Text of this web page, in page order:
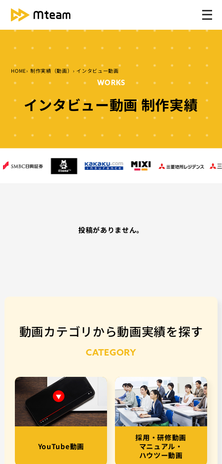
メ
HOME 制作実績（動画）
インタビュー動画
WORKS
インタビュー動画 制作実績
投稿がありません。
動画カテゴリから動画実績を探す
CATEGORY
YouTube動画
採用・研修動画
マニュアル・
ハウツー動画